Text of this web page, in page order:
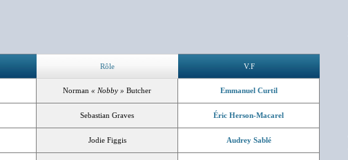
Rôle V.F
Norman « Nobby » Butcher Emmanuel Curtil
Sebastian Graves Éric Herson-Macarel
Jodie Figgis Audrey Sablé